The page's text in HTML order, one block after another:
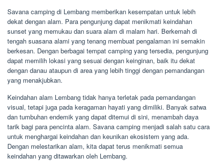
Savana camping di Lembang memberikan kesempatan untuk lebih
dekat dengan alam. Para pengunjung dapat menikmati keindahan
sunset yang memukau dan suara alam di malam hari. Berkemah di
tengah suasana alami yang tenang membuat pengalaman ini semakin
berkesan. Dengan berbagai tempat camping yang tersedia, pengunjung
dapat memilih lokasi yang sesuai dengan keinginan, baik itu dekat
dengan danau ataupun di area yang lebih tinggi dengan pemandangan
yang menakjubkan.
Keindahan alam Lembang tidak hanya terletak pada pemandangan
visual, tetapi juga pada keragaman hayati yang dimiliki. Banyak satwa
dan tumbuhan endemik yang dapat ditemui di sini, menambah daya
tarik bagi para pencinta alam. Savana camping menjadi salah satu cara
untuk menghargai keindahan dan keunikan ekosistem yang ada.
Dengan melestarikan alam, kita dapat terus menikmati semua
keindahan yang ditawarkan oleh Lembang.